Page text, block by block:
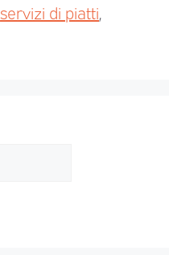
servizi di piatti